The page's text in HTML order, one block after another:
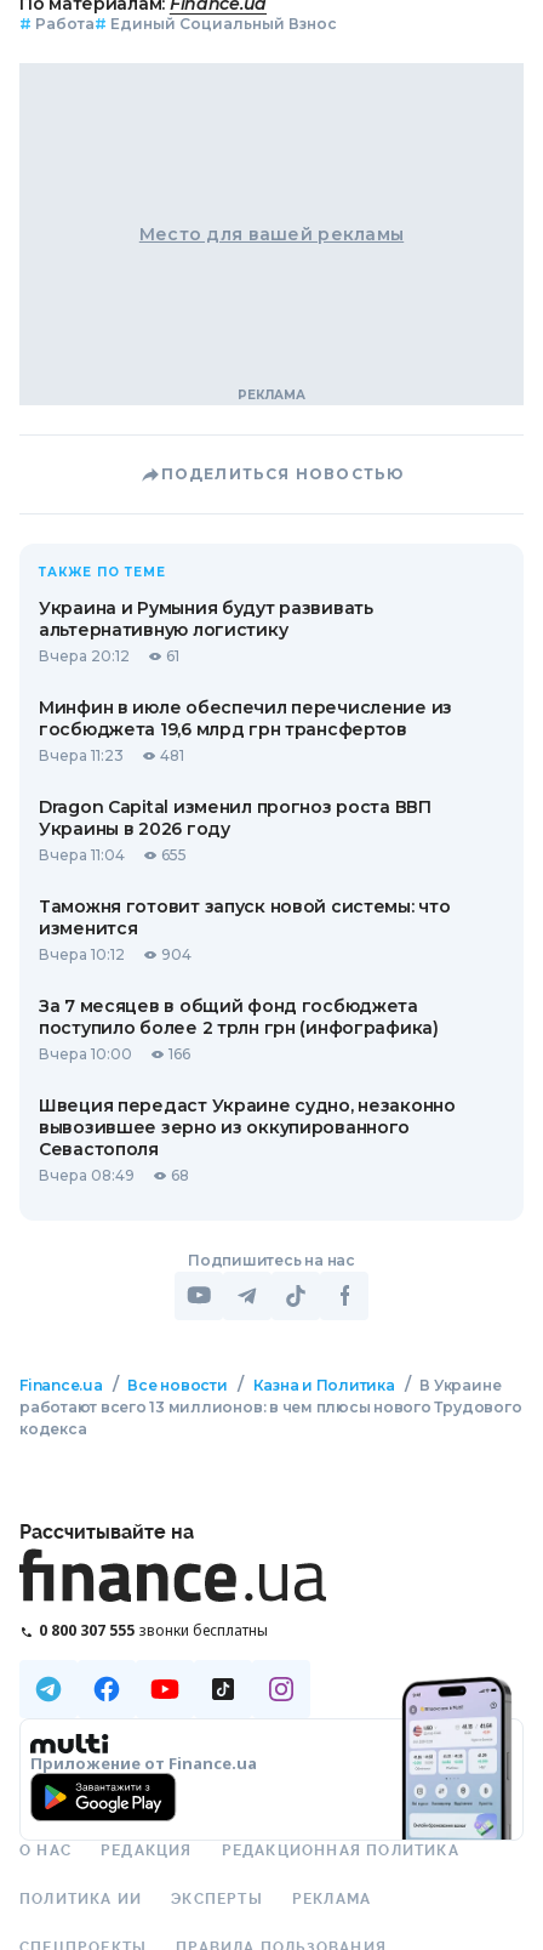
# Работа# Единый Социальный Взнос
Место для вашей рекламы
ПОДЕЛИТЬСЯ НОВОСТЬЮ
ТАКЖЕ ПО ТЕМЕ
Украина и Румыния будут развивать
альтернативную логистику
Вчера 20:12 61
Минфин в июле обеспечил перечисление из
госбюджета 19,6 млрд грн трансфертов
Вчера 11:23 481
Dragon Capital изменил прогноз роста ВВП
Украины в 2026 году
Вчера 11:04 655
Таможня готовит запуск новой системы: что
изменится
Вчера 10:12 904
За 7 месяцев в общий фонд госбюджета
поступило более 2 трлн грн (инфографика)
Вчера 10:00 166
Швеция передаст Украине судно, незаконно
вывозившее зерно из оккупированного
Севастополя
Вчера 08:49 68
Подпишитесь на нас
Finance.ua / Все новости / Казна и Политика / В Украине
работают всего 13 миллионов: в чем плюсы нового Трудового
кодекса
Рассчитывайте на
0 800 307 555 звонки бесплатны
Приложение от Finance.ua
О НАС РЕДАКЦИЯ РЕДАКЦИОННАЯ ПОЛИТИКА
ПОЛИТИКА ИИ ЭКСПЕРТЫ РЕКЛАМА